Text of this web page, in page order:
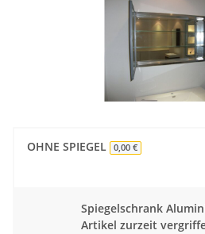
OHNE SPIEGEL 0,00 €
Spiegelschrank
Artikel zurzeit